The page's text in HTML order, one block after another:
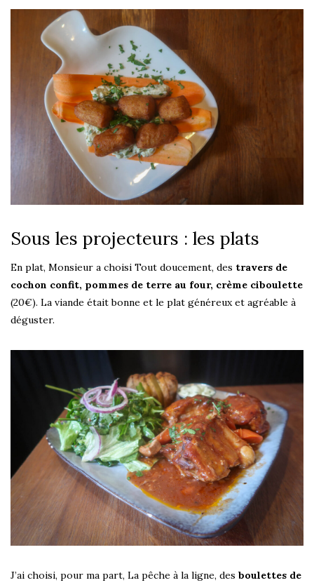
Sous les projecteurs : les plats
En plat, Monsieur a choisi Tout doucement, des travers de
cochon confit, pommes de terre au four, crème ciboulette
(20€). La viande était bonne et le plat généreux et agréable à
déguster.
J’ai choisi, pour ma part, La pêche à la ligne, des boulettes de